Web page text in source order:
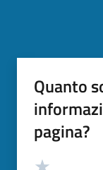
Quanto
pagina?
Valutazione